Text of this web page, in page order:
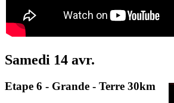
Samedi 14 avr.
Etape 6 - Grande - Terre 30km